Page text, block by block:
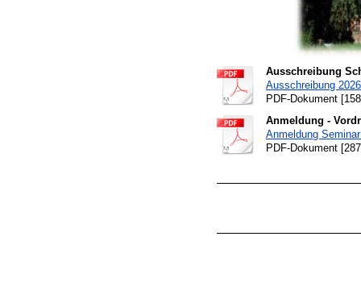
Ausschreibung
Ausschreibung
PDF-Dokument
Anmeldung -
Anmeldung
PDF-Dokument